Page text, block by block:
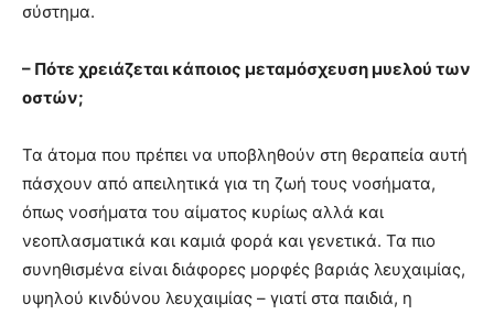
σύστημα.
– Πότε χρειάζεται κάποιος μεταμόσχευση μυελού των
οστών;
Τα άτομα που πρέπει να υποβληθούν στη θεραπεία αυτή
πάσχουν από απειλητικά για τη ζωή τους νοσήματα,
όπως νοσήματα του αίματος κυρίως αλλά και
νεοπλασματικά και καμιά φορά και γενετικά. Τα πιο
συνηθισμένα είναι διάφορες μορφές βαριάς λευχαιμίας,
υψηλού κινδύνου λευχαιμίας – γιατί στα παιδιά, η